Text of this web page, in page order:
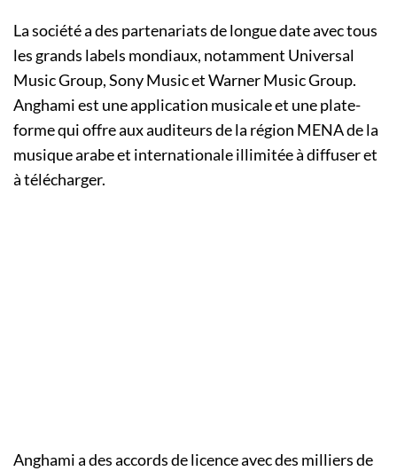
La société a des partenariats de longue date avec tous
les grands labels mondiaux, notamment Universal
Music Group, Sony Music et Warner Music Group.
Anghami est une application musicale et une plate-
forme qui offre aux auditeurs de la région MENA de la
musique arabe et internationale illimitée à diffuser et
à télécharger.
Anghami a des accords de licence avec des milliers de